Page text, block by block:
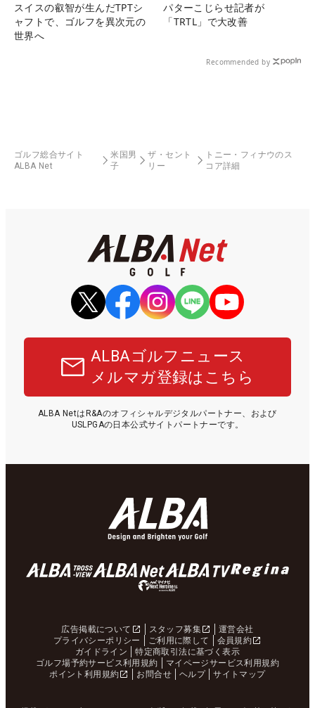
スイスの叡智が生んだTPTシ
ャフトで、ゴルフを異次元の
世界へ
パターこじらせ記者が
「TRTL」で大改善
Recommended by
ゴルフ総合サイト
ALBA Net
米国男
子
ザ・セント
リー
トニー・フィナウのス
コア詳細
ALBAゴルフニュース
メルマガ登録はこちら
ALBA NetはR&Aのオフィシャルデジタルパートナー、および
USLPGAの日本公式サイトパートナーです。
広告掲載について スタッフ募集
運営会社
プライバシーポリシー
ご利用に際して
会員規約
ガイドライン
特定商取引法に基づく表示
ゴルフ場予約サービス利用規約
マイページサービス利用規約
ポイント利用規約
お問合せ ヘルプ サイトマップ